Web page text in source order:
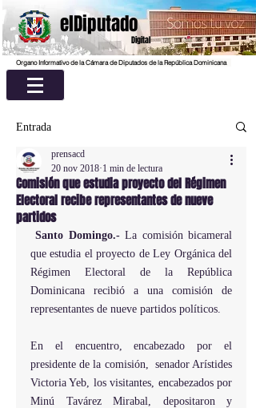
elDiputado
Digital
Organo Informativo de la Cámara de Diputados de la República Dominicana
Entrada
Comisión que estudia proyecto del Régimen
Electoral recibe representantes de nueve
partidos
prensacd
20 nov 2018 1 min de lectura
Santo Domingo.- La comisión bicameral
que estudia el proyecto de Ley Orgánica del
Régimen Electoral de la República
Dominicana recibió a una comisión de
representantes de nueve partidos políticos.
En el encuentro, encabezado por el
presidente de la comisión,  senador Arístides
Victoria Yeb, los visitantes, encabezados por
Minú Tavárez Mirabal, depositaron y